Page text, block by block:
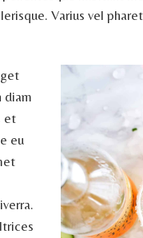
Varius vel
diam
et
eu